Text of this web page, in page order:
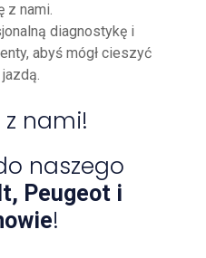
z nami.
diagnostykę i
abyś mógł cieszyć
nami!
naszego
Peugeot i
!